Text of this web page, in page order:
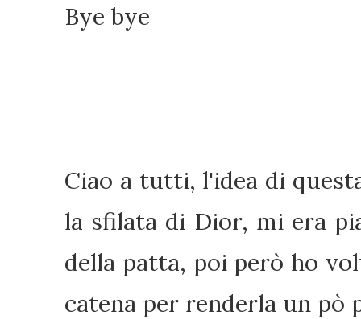
Bye bye
Ciao a tutti, l'idea di
la sfilata di Dior, mi era
della patta, poi però ho
catena per renderla un pò